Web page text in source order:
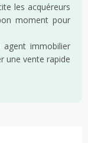
les acquéreurs
moment pour
agent immobilier
une vente rapide